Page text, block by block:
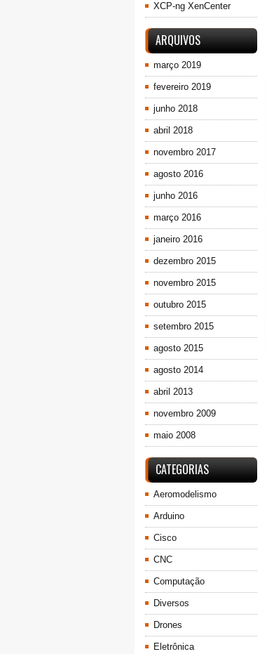
XCP-ng XenCenter
ARQUIVOS
março 2019
fevereiro 2019
junho 2018
abril 2018
novembro 2017
agosto 2016
junho 2016
março 2016
janeiro 2016
dezembro 2015
novembro 2015
outubro 2015
setembro 2015
agosto 2015
agosto 2014
abril 2013
novembro 2009
maio 2008
CATEGORIAS
Aeromodelismo
Arduino
Cisco
CNC
Computação
Diversos
Drones
Eletrônica